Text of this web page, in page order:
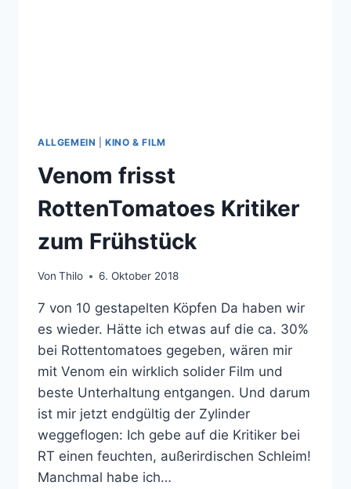
ALLGEMEIN |KINO & FILM
Venom frisst
RottenTomatoes Kritiker
zum Frühstück
Von Thilo 6. Oktober 2018
7 von 10 gestapelten Köpfen Da haben wir
es wieder. Hätte ich etwas auf die ca. 30%
bei Rottentomatoes gegeben, wären mir
mit Venom ein wirklich solider Film und
beste Unterhaltung entgangen. Und darum
ist mir jetzt endgültig der Zylinder
weggeflogen: Ich gebe auf die Kritiker bei
RT einen feuchten, außerirdischen Schleim!
Manchmal habe ich…